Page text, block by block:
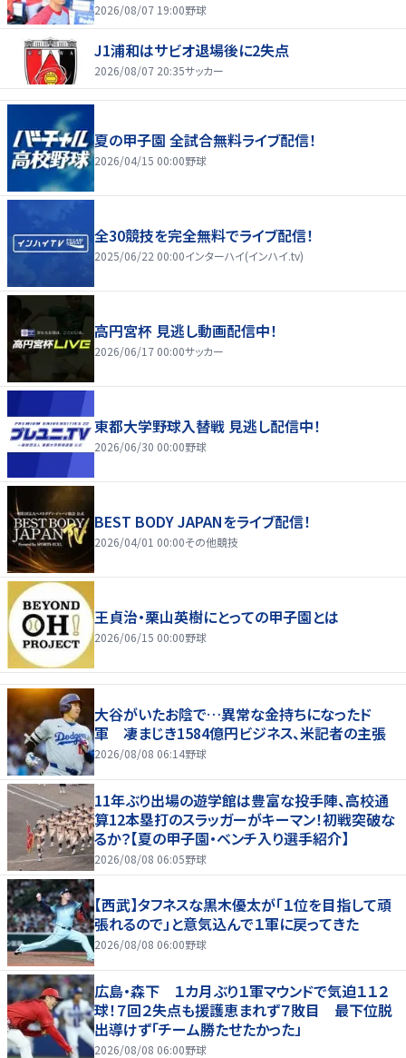
2026/08/07 19:00野球
J1浦和はサビオ退場後に2失点
2026/08/07 20:35サッカー
夏の甲子園 全試合無料ライブ配信！
2026/04/15 00:00野球
全30競技を完全無料でライブ配信！
2025/06/22 00:00インターハイ(インハイ.tv)
高円宮杯 見逃し動画配信中！
2026/06/17 00:00サッカー
東都大学野球入替戦 見逃し配信中！
2026/06/30 00:00野球
BEST BODY JAPANをライブ配信！
2026/04/01 00:00その他競技
王貞治・栗山英樹にとっての甲子園とは
2026/06/15 00:00野球
大谷がいたお陰で…異常な金持ちになったド
軍 凄まじき1584億円ビジネス、米記者の主張
2026/08/08 06:14野球
11年ぶり出場の遊学館は豊富な投手陣、高校通
算12本塁打のスラッガーがキーマン！初戦突破な
るか？【夏の甲子園・ベンチ入り選手紹介】
2026/08/08 06:05野球
【西武】タフネスな黒木優太が「１位を目指して頑
張れるので」と意気込んで１軍に戻ってきた
2026/08/08 06:00野球
広島・森下 １カ月ぶり１軍マウンドで気迫１１２
球！７回２失点も援護恵まれず７敗目 最下位脱
出導けず「チーム勝たせたかった」
2026/08/08 06:00野球